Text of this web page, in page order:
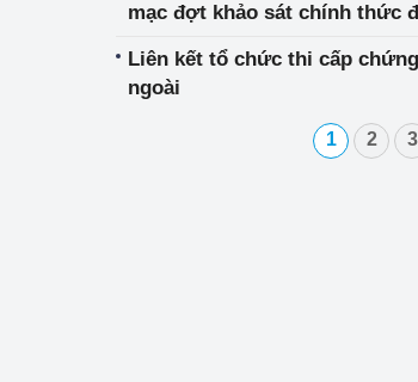
mạc đợt khảo sát chính thức
Liên kết tổ chức thi cấp
ngoài
1 2 3